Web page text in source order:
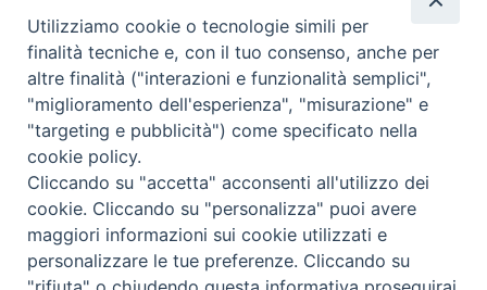
Scrivici
Copyright © 2019 - Tutti i diritti riservati - Vita
Trentina Editrice
Privacy Policy
Torna
Utilizziamo cookie o tecnologie simili per
finalità tecniche e, con il tuo consenso, anche per
altre finalità ("interazioni e funzionalità semplici",
"miglioramento dell'esperienza", "misurazione" e
"targeting e pubblicità") come specificato nella
cookie policy.
Cliccando su "accetta" acconsenti all'utilizzo dei
cookie. Cliccando su "personalizza" puoi avere
maggiori informazioni sui cookie utilizzati e
personalizzare le tue preferenze. Cliccando su